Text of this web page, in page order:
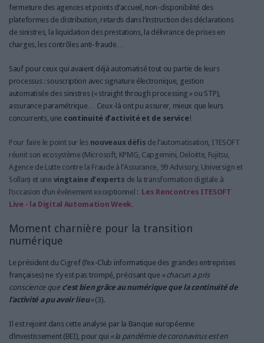
fermeture des agences et points d’accueil, non-disponibilité des
plateformes de distribution, retards dans l’instruction des déclarations
de sinistres, la liquidation des prestations, la délivrance de prises en
charges, les contrôles anti-fraude
Sauf pour ceux qui avaient déjà automatisé tout ou partie de leurs
processus: souscription avec signature électronique, gestion
automatisée des sinistres (« straight through processing » ou STP),
assurance paramétrique… Ceux-là ont pu assurer, mieux que leurs
concurrents, une continuité d’activité et de service!
Pour faire le point sur les nouveaux défis de l’automatisation, ITESOFT
réunit son ecosystème (Microsoft, KPMG, Capgemini, Deloitte, Fujitsu,
Agence de Lutte contre la Fraude à l’Assurance, 99 Advisory, Universign et
Sollan) et une vingtaine d’experts de la transformation digitale à
l’occasion d’un évènement exceptionnel : Les Rencontres ITESOFT
Live - la Digital Automation Week.
Moment charnière pour la transition
numérique
Le président du Cigref(l’ex-Club informatique des grandes entreprises
françaises) ne s’y est pas trompé, précisant que « chacun a pris
conscience que c’est bien grâce au numérique que la continuité de
l’activité a pu avoirlieu»(3).
Il est rejoint dans cette analyse par la Banque européenne
d’investissement (BEI) , pour qui « la pandémie de coronavirus est en